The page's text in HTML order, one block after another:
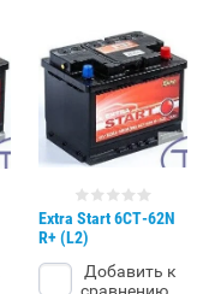
Extra Start 6СТ-62N
R+ (L2)
Добавить к